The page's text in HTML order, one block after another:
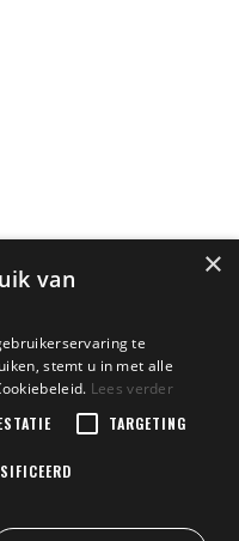
| Design by
×
van
te
stemt u in met alle
Lees verder
TARGETING